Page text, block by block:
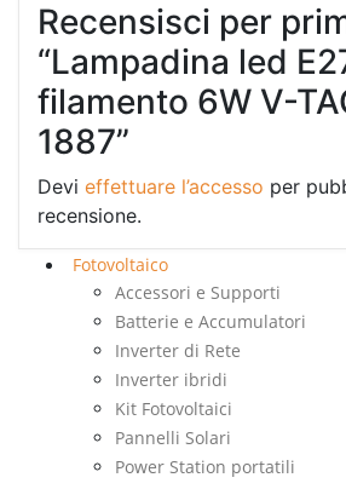
Recensisci per
“Lampadina led
filamento 6W V-
1887”
Devi effettuare l’accesso per
recensione.
Fotovoltaico
Accessori e Supporti
Batterie e Accumulatori
Inverter di Rete
Inverter ibridi
Kit Fotovoltaici
Pannelli Solari
Power Station portatili